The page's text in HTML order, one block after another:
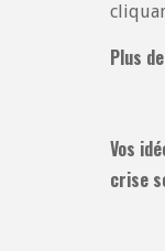
Plus
Vos
crise